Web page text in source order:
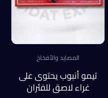
المصايد والأفخاخ
تيمو أنبوب يحتوى على
غراء لاصق للفئران